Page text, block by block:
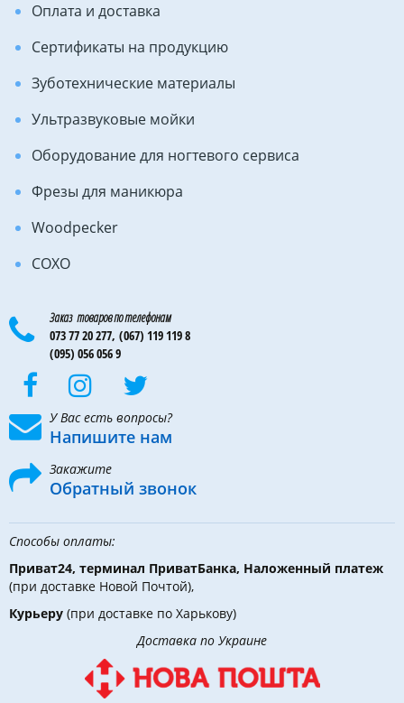
Оплата и доставка
Сертификаты на продукцию
Зуботехнические материалы
Ультразвуковые мойки
Оборудование для ногтевого сервиса
Фрезы для маникюра
Woodpecker
COXO
Заказ товаров по телефонам
073 77 20 277, (067) 119 119 8
(095) 056 056 9
У Вас есть вопросы?
Напишите нам
Закажите
Обратный звонок
Способы оплаты:
Приват24, терминал ПриватБанка, Наложенный платеж
(при доставке Новой Почтой),
Курьеру (при доставке по Харькову)
Доставка по Украине